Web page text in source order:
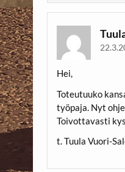
Hei,
Toteutuuko
työpaja. Nyt
Toivottavasti
t. Tuula Vuori-